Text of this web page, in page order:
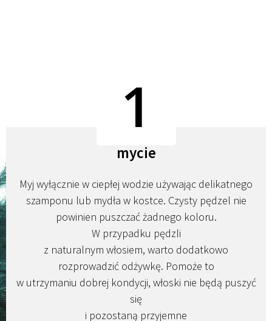
1
mycie
Myj wyłącznie w ciepłej wodzie używając delikatnego
szamponu lub mydła w kostce. Czysty pędzel nie
powinien puszczać żadnego koloru.
W przypadku pędzli
z naturalnym włosiem, warto dodatkowo
rozprowadzić odżywkę. Pomoże to
w utrzymaniu dobrej kondycji, włoski nie będą puszyć
się
i pozostaną przyjemne